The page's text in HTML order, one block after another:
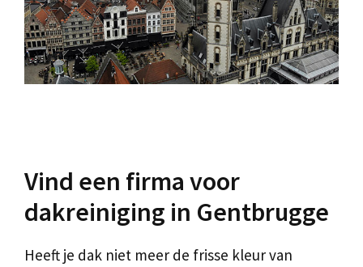
Vind een firma voor
dakreiniging in Gentbrugge
Heeft je dak niet meer de frisse kleur van